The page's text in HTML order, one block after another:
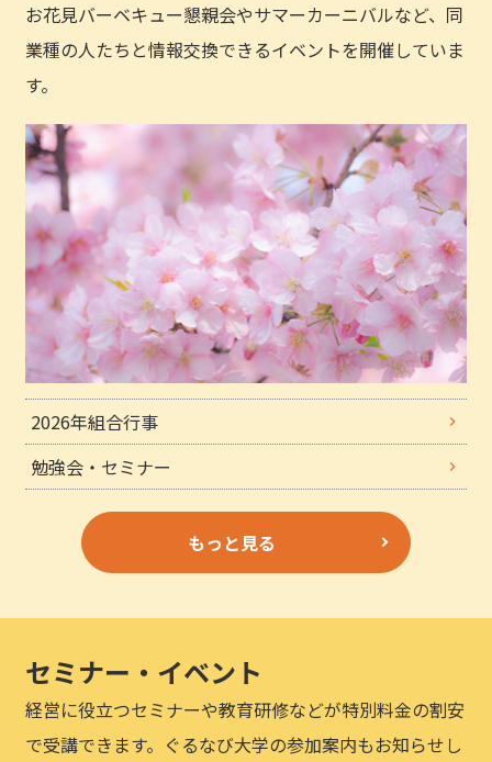
お花見バーベキュー懇親会やサマーカーニバルなど、同
業種の人たちと情報交換できるイベントを開催していま
す。
2026年組合行事
勉強会・セミナー
もっと見る
セミナー・イベント
経営に役立つセミナーや教育研修などが特別料金の割安
で受講できます。ぐるなび大学の参加案内もお知らせし